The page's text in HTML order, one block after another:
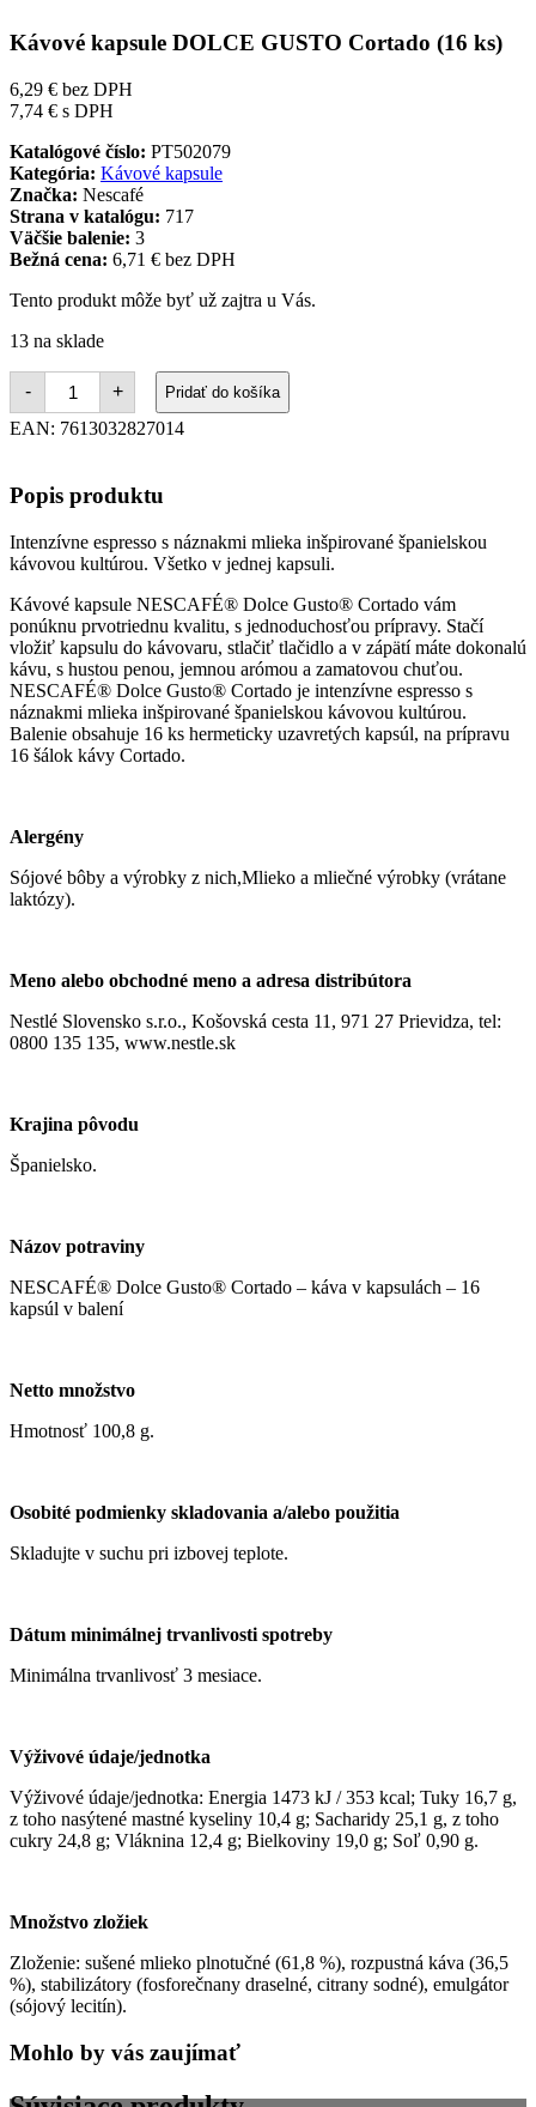
Kávové kapsule DOLCE GUSTO Cortado (16 ks)
6,29 € bez DPH
7,74 € s DPH
Katalógové číslo: PT502079
Kategória: Kávové kapsule
Značka: Nescafé
Strana v katalógu: 717
Väčšie balenie: 3
Bežná cena: 6,71 € bez DPH
Tento produkt môže byť už zajtra u Vás.
13 na sklade
-
množstvo
Kávové
kapsule
DOLCE
(16
+ Pridať do košíka
EAN: 7613032827014
Popis produktu
Intenzívne espresso s náznakmi mlieka inšpirované španielskou
kávovou kultúrou. Všetko v jednej kapsuli.
Kávové kapsule NESCAFÉ® Dolce Gusto® Cortado vám
ponúknu prvotriednu kvalitu, s jednoduchosťou prípravy. Stačí
vložiť kapsulu do kávovaru, stlačiť tlačidlo a v zápätí máte dokonalú
kávu, s hustou penou, jemnou arómou a zamatovou chuťou.
NESCAFÉ® Dolce Gusto® Cortado je intenzívne espresso s
náznakmi mlieka inšpirované španielskou kávovou kultúrou.
Balenie obsahuje 16 ks hermeticky uzavretých kapsúl, na prípravu
16 šálok kávy Cortado.
Alergény
Sójové bôby a výrobky z nich,Mlieko a mliečné výrobky (vrátane
laktózy).
Meno alebo obchodné meno a adresa distribútora
Nestlé Slovensko s.r.o., Košovská cesta 11, 971 27 Prievidza, tel:
0800 135 135, www.nestle.sk
Krajina pôvodu
Španielsko.
Názov potraviny
NESCAFÉ® Dolce Gusto® Cortado – káva v kapsulách – 16
kapsúl v balení
Netto množstvo
Hmotnosť 100,8 g.
Osobité podmienky skladovania a/alebo použitia
Skladujte v suchu pri izbovej teplote.
Dátum minimálnej trvanlivosti spotreby
Minimálna trvanlivosť 3 mesiace.
Výživové údaje/jednotka
Výživové údaje/jednotka: Energia 1473 kJ / 353 kcal; Tuky 16,7 g,
z toho nasýtené mastné kyseliny 10,4 g; Sacharidy 25,1 g, z toho
cukry 24,8 g; Vláknina 12,4 g; Bielkoviny 19,0 g; Soľ 0,90 g.
Množstvo zložiek
Zloženie: sušené mlieko plnotučné (61,8 %), rozpustná káva (36,5
%), stabilizátory (fosforečnany draselné, citrany sodné), emulgátor
(sójový lecitín).
Mohlo by vás zaujímať